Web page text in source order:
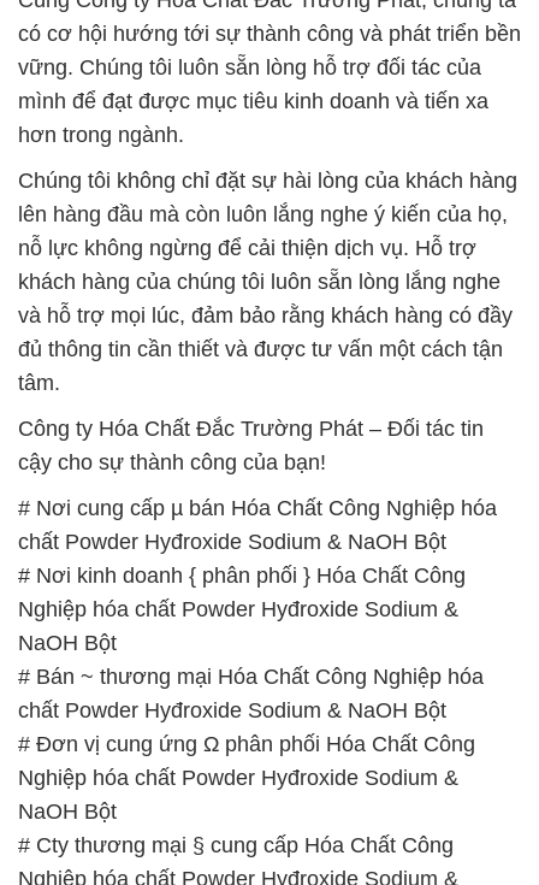
Chúng tôi không chỉ đặt sự hài lòng của khách hàng
lên hàng đầu mà còn luôn lắng nghe ý kiến của họ,
nỗ lực không ngừng để cải thiện dịch vụ. Hỗ trợ
khách hàng của chúng tôi luôn sẵn lòng lắng nghe
và hỗ trợ mọi lúc, đảm bảo rằng khách hàng có đầy
đủ thông tin cần thiết và được tư vấn một cách tận
tâm.
Công ty Hóa Chất Đắc Trường Phát – Đối tác tin
cậy cho sự thành công của bạn!
# Nơi cung cấp µ bán Hóa Chất Công Nghiệp hóa
chất Powder Hyđroxide Sodium & NaOH Bột
# Nơi kinh doanh { phân phối } Hóa Chất Công
Nghiệp hóa chất Powder Hyđroxide Sodium &
NaOH Bột
# Bán ~ thương mại Hóa Chất Công Nghiệp hóa
chất Powder Hyđroxide Sodium & NaOH Bột
# Đơn vị cung ứng Ω phân phối Hóa Chất Công
Nghiệp hóa chất Powder Hyđroxide Sodium &
NaOH Bột
# Cty thương mại § cung cấp Hóa Chất Công
Nghiệp hóa chất Powder Hyđroxide Sodium &
NaOH Bột
# Cty chuyên kinh doanh ≥ cung cấp Hóa Chất
Công Nghiệp hóa chất Powder Hyđroxide Sodium &
NaOH Bột